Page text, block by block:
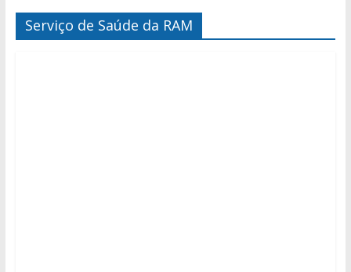
Serviço de Saúde da RAM